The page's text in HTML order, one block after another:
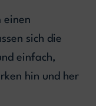
einen
sich die
einfach,
hin und her